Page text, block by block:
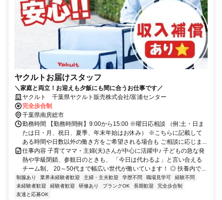
ヤクルトお届けスタッフ
＼家庭と両立！お迎えも夕飯にも間に合うお仕事です／
ヤクルト 千葉県ヤクルト販売株式会社/富浦センター
完全歩合制
千葉県南房総市
勤務時間 【勤務時間例】9:00から15:00 ※曜日応相談 （例:土・日ま
たは日・月、祝日、夏季、年末年始はお休み） ※こちらに記載して
ある時間や日数以外の働き方をご希望される場合も ご相談に応じま...
仕事内容 子育てママ・主婦(夫)さんが中心に活躍中♪ 子どもの急な発
熱や学級閉鎖、参観日のときも、 「今日は代わるよ」と言い合える
チーム制。 20～50代まで幅広い世代が働いています！ ◎ 扶養内で...
制服あり 業界未経験者歓迎 主婦・主夫歓迎 学歴不問 職場見学可
経験不問
未経験者歓迎
経験者歓迎 研修あり ブランクOK 長期歓迎
完全歩合制
友達と応募OK